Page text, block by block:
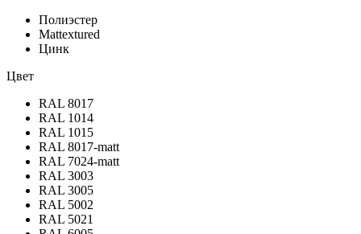
Полиэстер
Mattextured
Цинк
Цвет
RAL 8017
RAL 1014
RAL 1015
RAL 8017-matt
RAL 7024-matt
RAL 3003
RAL 3005
RAL 5002
RAL 5021